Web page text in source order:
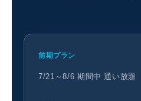
前期プラン
7/21～8/6 期間中 通い放題